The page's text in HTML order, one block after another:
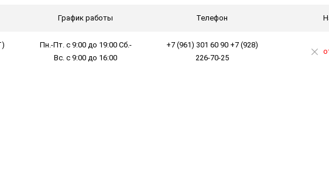
График работы Телефон
Пн.-Пт. с 9:00 до 19:00 Сб.-
Вс. с 9:00 до 16:00
+7 (961) 301 60 90 +7 (928)
226-70-25